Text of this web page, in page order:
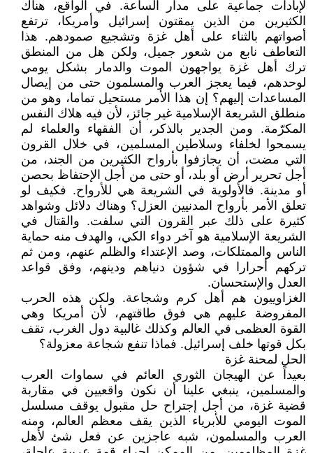
لإبادات جماعية على مدار الساعة. في الواقع، هناك
الكثيرين من الذين يمقتون إسرائيل وأمريكا، ترتفع
أصواتهم بالثناء على أهل غزة وتشجيع صمودهم. هذا
التعاطف نابع من شعور جميل، ولكن هل من المنطق
ترك أهل غزة يواجهون الموت والدمار بشكل يومي
لوحدهم، فيما يعجز العرب والمسلمون حتى من إيصال
المساعدات إليهم؟ إن هذا الأمر مستحيل تماما، وهو من
منطلق الشريعة الإسلامية غير جائز، لأن فيه هلاك النفس
المكرّمة. ومن الجدير بالذكر، أن الفقهاء والعلماء لم
يسمحوا لخلفاء وسلاطين المسلمين، في خلال القرون
التي مضت، أن يجازفوا بأرواح الكثيرين من الجند، من
أجل تحرير أرض أو بلد، أو حتى من أجل الإحتفاظ بحصن
أو مدينة. فالأولوية في الشريعة هي للأرواح. فكيف لو
تعلق الأمر بأرواح المدنيين العزل؟ وهناك دلائل وشواهد
كثيرة على ذلك عبر القرون التي سلفت. والقتال في
الشريعة الإسلامية هو آخر دواء الكي، والهدف منه حماية
الناس والممتلكات، وصد الإعتداء والظلم عنهم، ومن ثم
تركهم أحرارا في شؤون دنياهم ودينهم، وفق قواعد
العدل والإستحسان.
الغزاوييون هم أهل كرم وشجاعة. ولكن هذه الحرب
المفروضة عليهم هي فوق طاقتهم، لأن أمريكا وهي
القوة العظمى في العالم وكذلك غالبية دول الغرب، تقف
بكل قوتها خلف إسرائيل. فماذا تنفع شجاعة معزولة؟
الحل لمحنة غزة
بعيداً عن الهيجان الثوري العائم في سماوات العرب
والمسلمين، ينبغي علينا أن نكون واقعيين في مقاربة
قضية غزة، من أجل إجتراح حل مقبول يوقف مسلسل
الموت اليومي للأبرياء الذين يقف معظم العالم، ومنه
العرب والمسلمون، شبه عاجزين عن فعل شئ لأهل